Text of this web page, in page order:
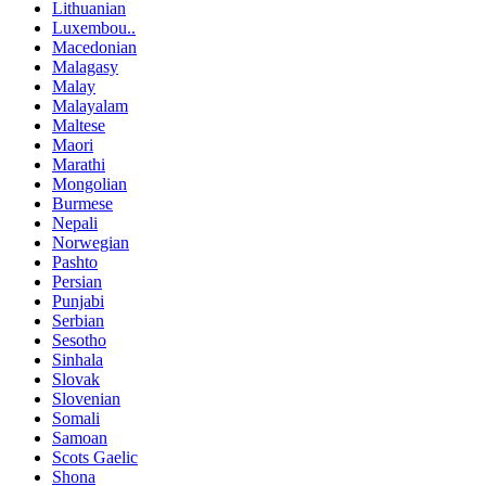
Lithuanian
Luxembou..
Macedonian
Malagasy
Malay
Malayalam
Maltese
Maori
Marathi
Mongolian
Burmese
Nepali
Norwegian
Pashto
Persian
Punjabi
Serbian
Sesotho
Sinhala
Slovak
Slovenian
Somali
Samoan
Scots Gaelic
Shona